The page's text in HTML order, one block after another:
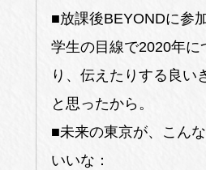
■放課後BEYONDに参
学生の目線で2020年に
り、伝えたりする良い
と思ったから。
■未来の東京が、こん
いいな：